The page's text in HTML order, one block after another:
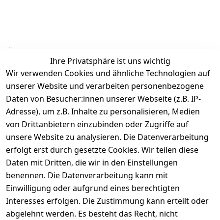
Ähnliche Produkte
Ihre Privatsphäre ist uns wichtig
Wir verwenden Cookies und ähnliche Technologien auf
unserer Website und verarbeiten personenbezogene
Daten von Besucher:innen unserer Webseite (z.B. IP-
Adresse), um z.B. Inhalte zu personalisieren, Medien
von Drittanbietern einzubinden oder Zugriffe auf
unsere Website zu analysieren. Die Datenverarbeitung
erfolgt erst durch gesetzte Cookies. Wir teilen diese
Daten mit Dritten, die wir in den Einstellungen
benennen. Die Datenverarbeitung kann mit
Einwilligung oder aufgrund eines berechtigten
Interesses erfolgen. Die Zustimmung kann erteilt oder
abgelehnt werden. Es besteht das Recht, nicht
Rechtliches
AGB
Impressum
Datenschutze
rklärung
Barrierefreihe
itserklärung
Über uns
Kontakt
Registrieren
Kataloge zum
Download
Pflege &
Kundendienst
Wir
versenden
mit
Zahle
bequem per